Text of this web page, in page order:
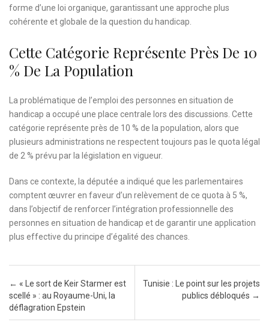
forme d’une loi organique, garantissant une approche plus
cohérente et globale de la question du handicap.
Cette Catégorie Représente Près De 10
% De La Population
La problématique de l’emploi des personnes en situation de
handicap a occupé une place centrale lors des discussions. Cette
catégorie représente près de 10 % de la population, alors que
plusieurs administrations ne respectent toujours pas le quota légal
de 2 % prévu par la législation en vigueur.
Dans ce contexte, la députée a indiqué que les parlementaires
comptent œuvrer en faveur d’un relèvement de ce quota à 5 %,
dans l’objectif de renforcer l’intégration professionnelle des
personnes en situation de handicap et de garantir une application
plus effective du principe d’égalité des chances.
Post navigation
← « Le sort de Keir Starmer est
scellé » : au Royaume-Uni, la
déflagration Epstein
Tunisie : Le point sur les projets
publics débloqués →